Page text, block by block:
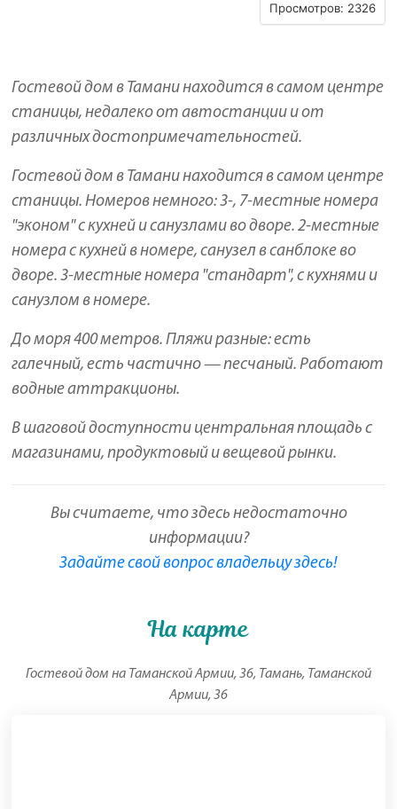
Просмотров: 2326
Гостевой дом в Тамани находится в самом центре
станицы, недалеко от автостанции и от
различных достопримечательностей.
Гостевой дом в Тамани находится в самом центре
станицы. Номеров немного: 3-, 7-местные номера
"эконом" с кухней и санузлами во дворе. 2-местные
номера с кухней в номере, санузел в санблоке во
дворе. 3-местные номера "стандарт", с кухнями и
санузлом в номере.
До моря 400 метров. Пляжи разные: есть
галечный, есть частично — песчаный. Работают
водные аттракционы.
В шаговой доступности центральная площадь с
магазинами, продуктовый и вещевой рынки.
Вы считаете, что здесь недостаточно
информации?
Задайте свой вопрос владельцу здесь!
На карте
Гостевой дом на Таманской Армии, 36, Тамань, Таманской
Армии, 36